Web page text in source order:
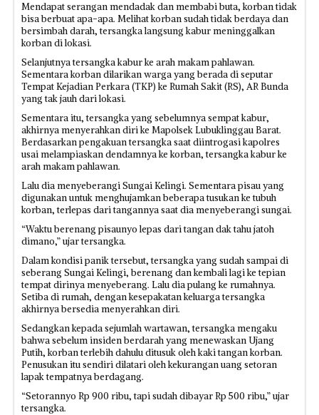
Mendapat serangan mendadak dan membabi buta, korban tidak
bisa berbuat apa-apa. Melihat korban sudah tidak berdaya dan
bersimbah darah, tersangka langsung kabur meninggalkan
korban di lokasi.
Selanjutnya tersangka kabur ke arah makam pahlawan.
Sementara korban dilarikan warga yang berada di seputar
Tempat Kejadian Perkara (TKP) ke Rumah Sakit (RS), AR Bunda
yang tak jauh dari lokasi.
Sementara itu, tersangka yang sebelumnya sempat kabur,
akhirnya menyerahkan diri ke Mapolsek Lubuklinggau Barat.
Berdasarkan pengakuan tersangka saat diintrogasi kapolres
usai melampiaskan dendamnya ke korban, tersangka kabur ke
arah makam pahlawan.
Lalu dia menyeberangi Sungai Kelingi. Sementara pisau yang
digunakan untuk menghujamkan beberapa tusukan ke tubuh
korban, terlepas dari tangannya saat dia menyeberangi sungai.
“Waktu berenang pisaunyo lepas dari tangan dak tahu jatoh
dimano,” ujar tersangka.
Dalam kondisi panik tersebut, tersangka yang sudah sampai di
seberang Sungai Kelingi, berenang dan kembali lagi ke tepian
tempat dirinya menyeberang. Lalu dia pulang ke rumahnya.
Setiba di rumah, dengan kesepakatan keluarga tersangka
akhirnya bersedia menyerahkan diri.
Sedangkan kepada sejumlah wartawan, tersangka mengaku
bahwa sebelum insiden berdarah yang menewaskan Ujang
Putih, korban terlebih dahulu ditusuk oleh kaki tangan korban.
Penusukan itu sendiri dilatari oleh kekurangan uang setoran
lapak tempatnya berdagang.
“Setorannyo Rp 900 ribu, tapi sudah dibayar Rp 500 ribu,” ujar
tersangka.